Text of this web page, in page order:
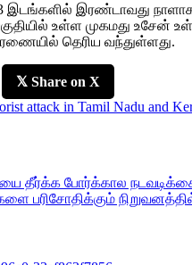
இரண்டாவது நாளாக
உள்ள முகமது
தெரிய வந்துள்ளது.
𝕏 Share on X
attack in Tamil Nadu and
தீர்க்க போர்க்கால
பரிசோதிக்கும்